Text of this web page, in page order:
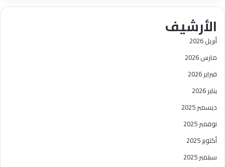
الأرشيف
أبريل 2026
مارس 2026
فبراير 2026
يناير 2026
ديسمبر 2025
نوفمبر 2025
أكتوبر 2025
سبتمبر 2025